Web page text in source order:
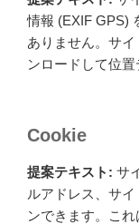
情報 (EXIF GPS)
ありません。サ
ンロードして位置
Cookie
提案テキスト: サ
ルアドレス、サ
ンできます。こ